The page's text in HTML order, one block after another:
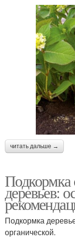
читать дальше →
Подкормка
деревьев:
Подкормка
органической.